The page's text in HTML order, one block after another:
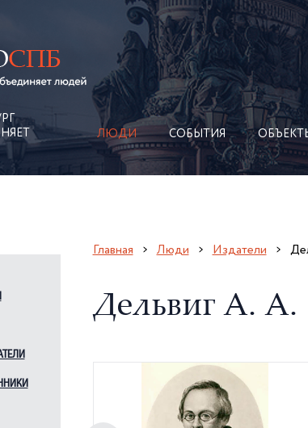
ЛЮДИ СОБЫТИЯ
Главная Люди Издатели
Дельвиг А. А.